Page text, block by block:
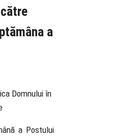
a
a Postului